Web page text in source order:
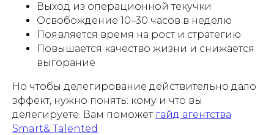
Выход из операционной текучки
Освобождение 10–30 часов в неделю
Появляется время на рост и стратегию
Повышается качество жизни и снижается
выгорание
Но чтобы делегирование действительно дало
эффект, нужно понять: кому и что вы
делегируете. Вам поможет гайд агентства
Smart& Talented